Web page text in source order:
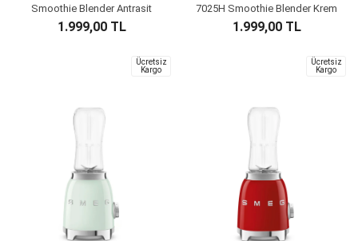
Smoothie Blender Antrasit
1.999,00 TL
7025H Smoothie Blender Krem
1.999,00 TL
Ücretsiz
Kargo
Ücretsiz
Kargo